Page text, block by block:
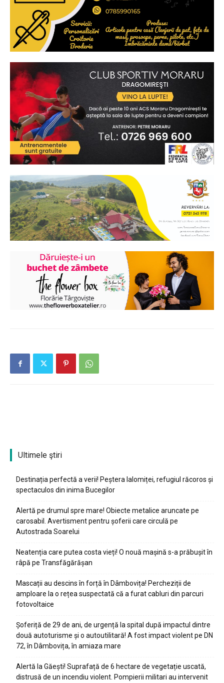
Ultimele ştiri
Destinația perfectă a verii! Peștera Ialomiței, refugiul răcoros și
spectaculos din inima Bucegilor
Alertă pe drumul spre mare! Obiecte metalice aruncate pe
carosabil. Avertisment pentru șoferii care circulă pe
Autostrada Soarelui
Neatenția care putea costa vieți! O nouă mașină s-a prăbușit în
râpă pe Transfăgărășan
Mascații au descins în forță în Dâmbovița! Percheziții de
amploare la o rețea suspectată că a furat cabluri din parcuri
fotovoltaice
Șoferiță de 29 de ani, de urgență la spital după impactul dintre
două autoturisme și o autoutilitară! A fost impact violent pe DN
72, în Dâmbovița, în amiaza mare
Alertă la Găești! Suprafață de 6 hectare de vegetație uscată,
distrusă de un incendiu violent. Pompierii militari au intervenit